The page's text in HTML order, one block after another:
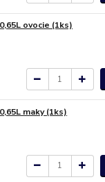
ovocie (1ks)
maky (1ks)